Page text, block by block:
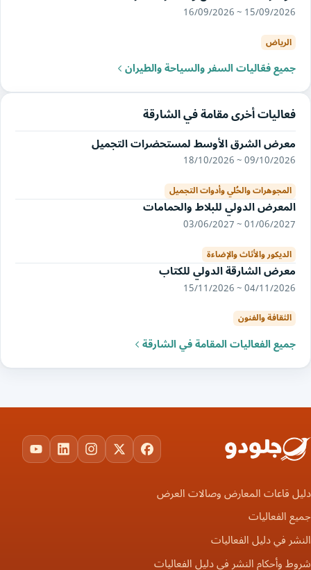
15/09/2026 ~ 16/09/2026
الرياض
جميع فعّاليات السفر والسياحة والطيران
فعاليات أخرى مقامة في الشارقة
معرض الشرق الأوسط لمستحضرات التجميل
09/10/2026 ~ 18/10/2026
المجوهرات والحُلي وأدوات التجميل
المعرض الدولي للبلاط والحمامات
01/06/2027 ~ 03/06/2027
الديكور والأثاث والإضاءة
معرض الشارقة الدولي للكتاب
04/11/2026 ~ 15/11/2026
الثقافة والفنون
جميع الفعاليات المقامة في الشارقة
Facebook
X
Instagram
LinkedIn
دليل قاعات المعارض وصالات العرض
جميع الفعاليات
النشر في دليل الفعاليات
شروط وأحكام النشر في دليل الفعاليات